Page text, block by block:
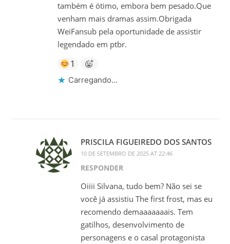
também é ótimo, embora bem pesado.Que
venham mais dramas assim.Obrigada
WeiFansub pela oportunidade de assistir
legendado em ptbr.
1
Carregando...
PRISCILA FIGUEIREDO DOS SANTOS
10 DE SETEMBRO DE 2025 AT 22:46
RESPONDER
Oiiii Silvana, tudo bem? Não sei se
você já assistiu The first frost, mas eu
recomendo demaaaaaaais. Tem
gatilhos, desenvolvimento de
personagens e o casal protagonista